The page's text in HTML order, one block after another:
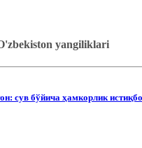
yangiliklari
сув бўйича ҳамкорлик